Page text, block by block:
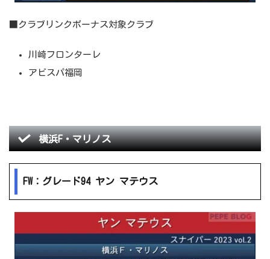
■クラブリンクボーナス対象クラブ
川崎フロンターレ
アビスパ福岡
横浜F・マリノス
FW：グレード94 ヤン マテウス